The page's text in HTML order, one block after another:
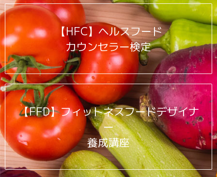
【HFC】ヘルスフード
カウンセラー検定
【FFD】フィットネスフードデザイナ
ー
養成講座